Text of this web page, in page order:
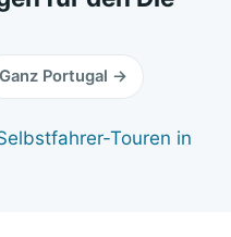
Ganz Portugal →
Touren in